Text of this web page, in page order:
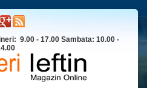
9.00 - 17.00 Sambata: 10.00 -